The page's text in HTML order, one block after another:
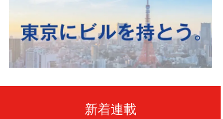
新着連載